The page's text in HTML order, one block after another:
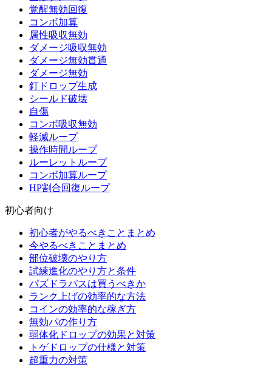
覚醒無効回復
コンボ加算
属性吸収無効
ダメージ吸収無効
ダメージ無効貫通
ダメージ無効
釘ドロップ生成
シールド破壊
自傷
コンボ吸収無効
軽減ループ
操作時間ループ
ルーレットループ
コンボ加算ループ
HP割合回復ループ
初心者向け
初心者がやるべきことまとめ
今やるべきことまとめ
部位破壊のやり方
試練進化のやり方と条件
パズドラパスは買うべきか
ランク上げの効率的な方法
コインの効率的な稼ぎ方
無効パの作り方
弱体化ドロップの効果と対策
トゲドロップの仕様と対策
超重力の対策